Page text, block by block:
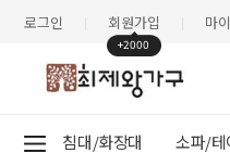
로그인 회원가입
+2000
마
침대/화장대 소파/테